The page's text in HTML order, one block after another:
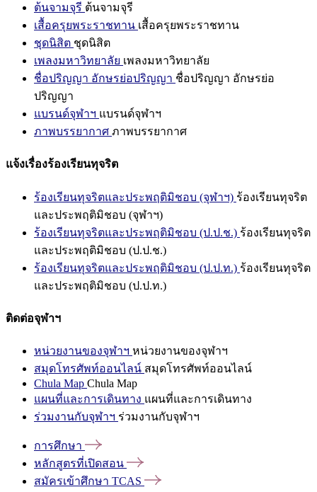
ต้นจามจุรี ต้นจามจุรี
เสื้อครุยพระราชทาน เสื้อครุยพระราชทาน
ชุดนิสิต ชุดนิสิต
เพลงมหาวิทยาลัย เพลงมหาวิทยาลัย
ชื่อปริญญา อักษรย่อปริญญา ชื่อปริญญา อักษรย่อ
ปริญญา
แบรนด์จุฬาฯ แบรนด์จุฬาฯ
ภาพบรรยากาศ ภาพบรรยากาศ
แจ้งเรื่องร้องเรียนทุจริต
ร้องเรียนทุจริตและประพฤติมิชอบ (จุฬาฯ) ร้องเรียนทุจริต
และประพฤติมิชอบ (จุฬาฯ)
ร้องเรียนทุจริตและประพฤติมิชอบ (ป.ป.ช.) ร้องเรียนทุจริต
และประพฤติมิชอบ (ป.ป.ช.)
ร้องเรียนทุจริตและประพฤติมิชอบ (ป.ป.ท.) ร้องเรียนทุจริต
และประพฤติมิชอบ (ป.ป.ท.)
ติดต่อจุฬาฯ
หน่วยงานของจุฬาฯ หน่วยงานของจุฬาฯ
สมุดโทรศัพท์ออนไลน์ สมุดโทรศัพท์ออนไลน์
Chula Map Chula Map
แผนที่และการเดินทาง แผนที่และการเดินทาง
ร่วมงานกับจุฬาฯ ร่วมงานกับจุฬาฯ
การศึกษา
หลักสูตรที่เปิดสอน
สมัครเข้าศึกษา TCAS